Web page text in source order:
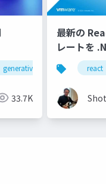
generative ai azure
33.7K
最新の
レートを
react